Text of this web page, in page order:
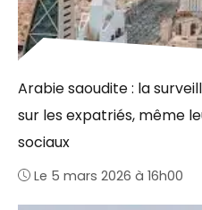
Arabie saoudite : la
sur les expatriés, même
sociaux
Le 5 mars 2026 à 16h00